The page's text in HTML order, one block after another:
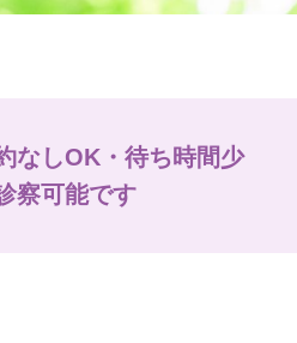
なしOK・待ち時間少
察可能です